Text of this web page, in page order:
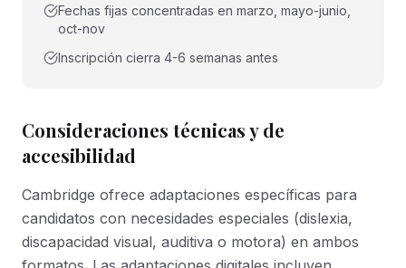
Fechas fijas concentradas en marzo, mayo-junio,
oct-nov
Inscripción cierra 4-6 semanas antes
Consideraciones técnicas y de
accesibilidad
Cambridge ofrece adaptaciones específicas para
candidatos con necesidades especiales (dislexia,
discapacidad visual, auditiva o motora) en ambos